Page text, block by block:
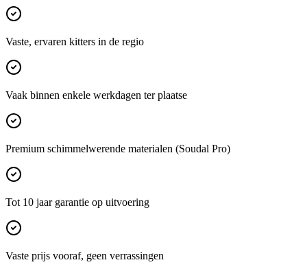
Vaste, ervaren kitters in de regio
Vaak binnen enkele werkdagen ter plaatse
Premium schimmelwerende materialen (Soudal Pro)
Tot 10 jaar garantie op uitvoering
Vaste prijs vooraf, geen verrassingen